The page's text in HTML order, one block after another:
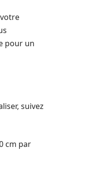
pour un
suivez
cm par